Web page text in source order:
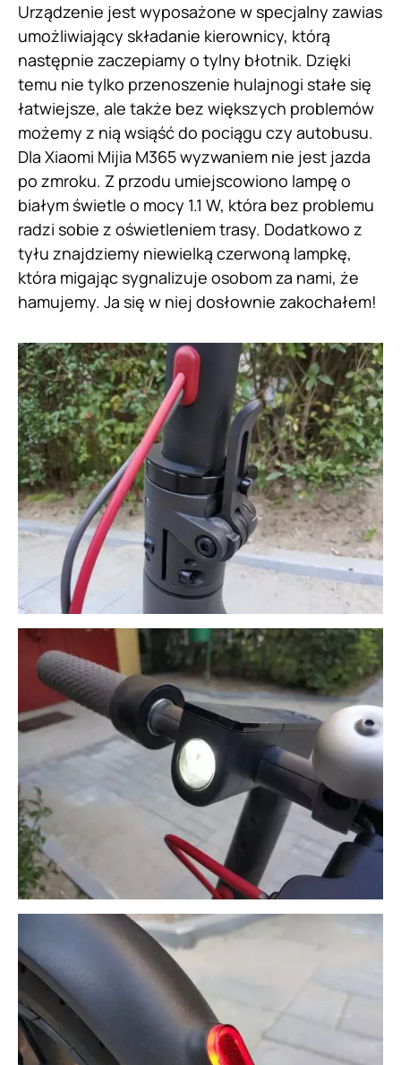
Urządzenie jest wyposażone w specjalny zawias
umożliwiający składanie kierownicy, którą
następnie zaczepiamy o tylny błotnik. Dzięki
temu nie tylko przenoszenie hulajnogi stałe się
łatwiejsze, ale także bez większych problemów
możemy z nią wsiąść do pociągu czy autobusu.
Dla Xiaomi Mijia M365 wyzwaniem nie jest jazda
po zmroku. Z przodu umiejscowiono lampę o
białym świetle o mocy 1.1 W, która bez problemu
radzi sobie z oświetleniem trasy. Dodatkowo z
tyłu znajdziemy niewielką czerwoną lampkę,
która migając sygnalizuje osobom za nami, że
hamujemy. Ja się w niej dosłownie zakochałem!